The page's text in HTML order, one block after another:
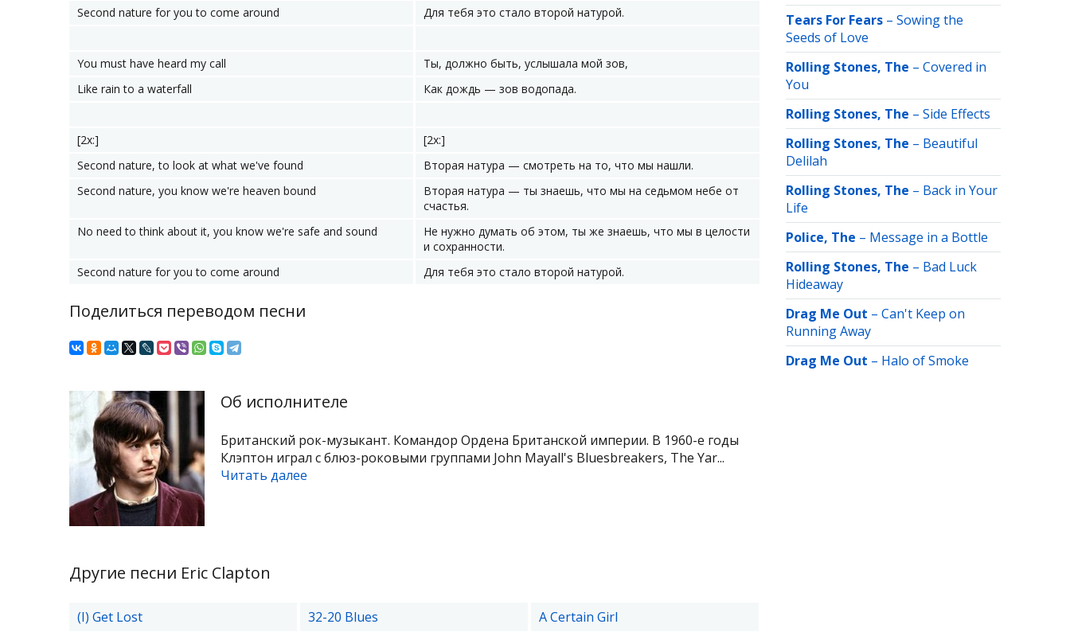
Second nature for you to come around
Для тебя это стало второй натурой.
You must have heard my call
Ты, должно быть, услышала мой зов,
Like rain to a waterfall
Как дождь — зов водопада.
[2x:]
[2x:]
Second nature, to look at what we've found
Вторая натура — смотреть на то, что мы нашли.
Second nature, you know we're heaven bound
Вторая натура — ты знаешь, что мы на седьмом небе от
счастья.
No need to think about it, you know we're safe and sound
Не нужно думать об этом, ты же знаешь, что мы в целости
и сохранности.
Second nature for you to come around
Для тебя это стало второй натурой.
Поделиться переводом песни
Об исполнителе
Британский рок-музыкант. Командор Ордена Британской империи. В 1960-е годы
Клэптон играл с блюз-роковыми группами John Mayall's Bluesbreakers, The Yar...
Читать далее
Другие песни Eric Clapton
(I) Get Lost 32-20 Blues A Certain Girl
Tears For Fears – Sowing the
Seeds of Love
Rolling Stones, The – Covered in
You
Rolling Stones, The – Side Effects
Rolling Stones, The – Beautiful
Delilah
Rolling Stones, The – Back in Your
Life
Police, The – Message in a Bottle
Rolling Stones, The – Bad Luck
Hideaway
Drag Me Out – Can't Keep on
Running Away
Drag Me Out – Halo of Smoke